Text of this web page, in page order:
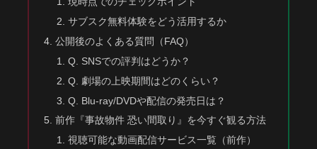
サブスク無料体験をどう活用するか
公開後のよくある質問（FAQ）
Q. SNSでの評判はどうか？
Q. 劇場の上映期間はどのくらい？
Q. Blu-ray/DVDや配信の発売日は？
前作『事故物件 恐い間取り』を今すぐ観る方法
視聴可能な動画配信サービス一覧（前作）